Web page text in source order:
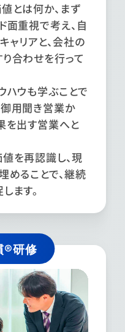
とは何か、まず
面重視で考え、自
ャリアと、会社の
合わせを行って
ハウも学ぶことで
用聞き営業か
を出す営業へと
を再認識し、現
めることで、継続
ます。
®研修